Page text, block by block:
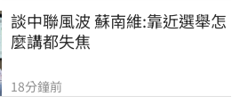
談中聯風波 蘇南維:靠近選舉怎
麼講都失焦
18分鐘前